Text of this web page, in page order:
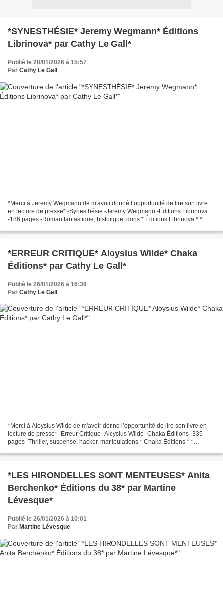
*SYNESTHÉSIE* Jeremy Wegmann* Éditions
Librinova* par Cathy Le Gall*
Publié le 28/01/2026 à 15:57
Par Cathy Le Gall
*Merci à Jeremy Wegmann de m'avoir donné l’opportunité de lire son livre
en lecture de presse* -Synesthésie -Jeremy Wegmann -Éditions Librinova
-186 pages -Roman fantastique, historique, dons * Éditions Librinova * *
*ERREUR CRITIQUE* Aloysius Wilde* Chaka
Éditions* par Cathy Le Gall*
Publié le 26/01/2026 à 16:39
Par Cathy Le Gall
*Merci à Aloysius Wilde de m'avoir donné l’opportunité de lire son livre en
lecture de presse* -Erreur Critique -Aloysius Wilde -Chaka Éditions -335
pages -Thriller, suspense, hacker, manipulations * Chaka Éditions * *
*LES HIRONDELLES SONT MENTEUSES* Anita
Berchenko* Éditions du 38* par Martine
Lévesque*
Publié le 26/01/2026 à 10:01
Par Martine Lévesque